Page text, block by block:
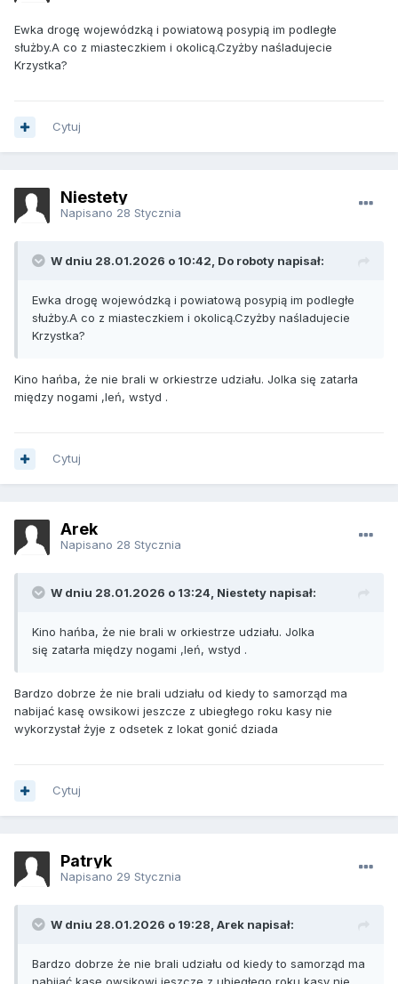
Ewka drogę wojewódzką i powiatową posypią im podległe
służby.A co z miasteczkiem i okolicą.Czyżby naśladujecie
Krzystka?
Cytuj
Niestety
Napisano 28 Stycznia
W dniu 28.01.2026 o 10:42, Do roboty napisał:
Ewka drogę wojewódzką i powiatową posypią im podległe
służby.A co z miasteczkiem i okolicą.Czyżby naśladujecie
Krzystka?
Kino hańba, że nie brali w orkiestrze udziału. Jolka się zatarła
między nogami ,leń, wstyd .
Cytuj
Arek
Napisano 28 Stycznia
W dniu 28.01.2026 o 13:24, Niestety napisał:
Kino hańba, że nie brali w orkiestrze udziału. Jolka
się zatarła między nogami ,leń, wstyd .
Bardzo dobrze że nie brali udziału od kiedy to samorząd ma
nabijać kasę owsikowi jeszcze z ubiegłego roku kasy nie
wykorzystał żyje z odsetek z lokat gonić dziada
Cytuj
Patryk
Napisano 29 Stycznia
W dniu 28.01.2026 o 19:28, Arek napisał:
Bardzo dobrze że nie brali udziału od kiedy to samorząd ma